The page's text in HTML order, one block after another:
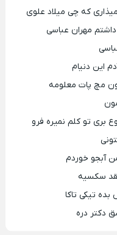
که چی میلاد علوی
مهران عباسی
این دنیام
مچ پات معلومه
بری تو کلم نمیره فرو
آبجو خوردم
سکسیه
بده تیکی تاکا
دکتر دره